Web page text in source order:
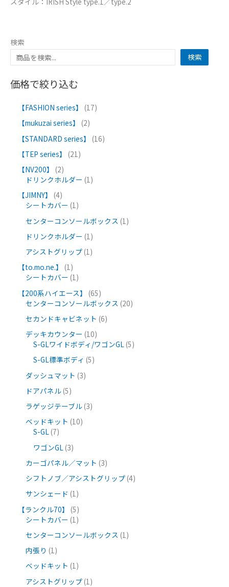
検索
検索
価格で絞り込む
【FASHION series】
17
【mukuzai series】
2
【STANDARD series】
16
【TEP series】
21
【NV200】
2
ドリンクホルダー 1
【JIMNY】
4
シートカバー 1
センターコンソールボックス 1
ドリンクホルダー 1
アシストグリップ 1
【to.mo.ne.】
1
シートカバー 1
【200系ハイエース】
65
センターコンソールボックス 20
セカンドキャビネット 6
デッキカウンター 10
S-GLワイドボディ/ワゴンGL 5
S-GL標準ボディ 5
ダッシュマット 3
ドアパネル 5
ラゲッジテーブル 3
ベッドキット 10
S-GL 7
ワゴンGL 3
カーゴパネル／マット 3
シフトノブ／アシストグリップ 4
サンシェード 1
【ランクル70】
5
シートカバー 1
センターコンソールボックス 1
内張り 1
ベッドキット 1
アシストグリップ 1